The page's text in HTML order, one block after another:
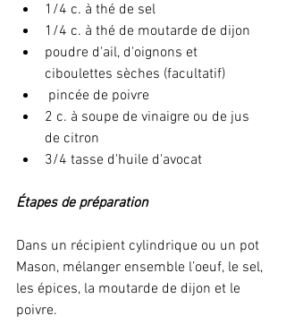
1/4 c. à thé de sel
1/4 c. à thé de moutarde de dijon
poudre d'ail, d'oignons et
ciboulettes sèches (facultatif)
pincée de poivre
2 c. à soupe de vinaigre ou de jus
de citron
3/4 tasse d'huile d'avocat
Étapes de préparation
Dans un récipient cylindrique ou un pot
Mason, mélanger ensemble l’oeuf, le sel,
les épices, la moutarde de dijon et le
poivre.